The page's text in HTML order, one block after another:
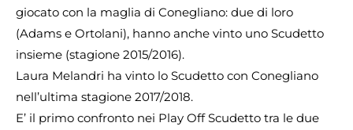
giocato con la maglia di Conegliano: due di loro
(Adams e Ortolani), hanno anche vinto uno Scudetto
insieme (stagione 2015/2016).
Laura Melandri ha vinto lo Scudetto con Conegliano
nell’ultima stagione 2017/2018.
E’ il primo confronto nei Play Off Scudetto tra le due